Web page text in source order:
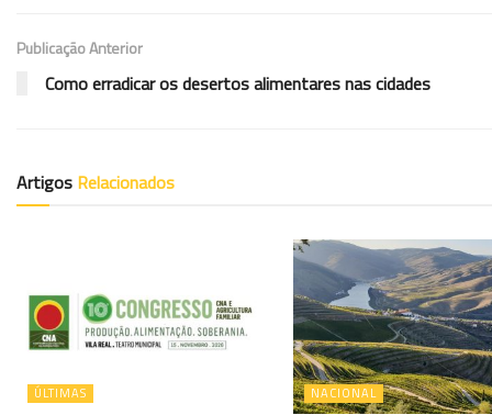
Publicação Anterior
Como erradicar os desertos alimentares nas cidades
Artigos Relacionados
ÚLTIMAS NACIONAL